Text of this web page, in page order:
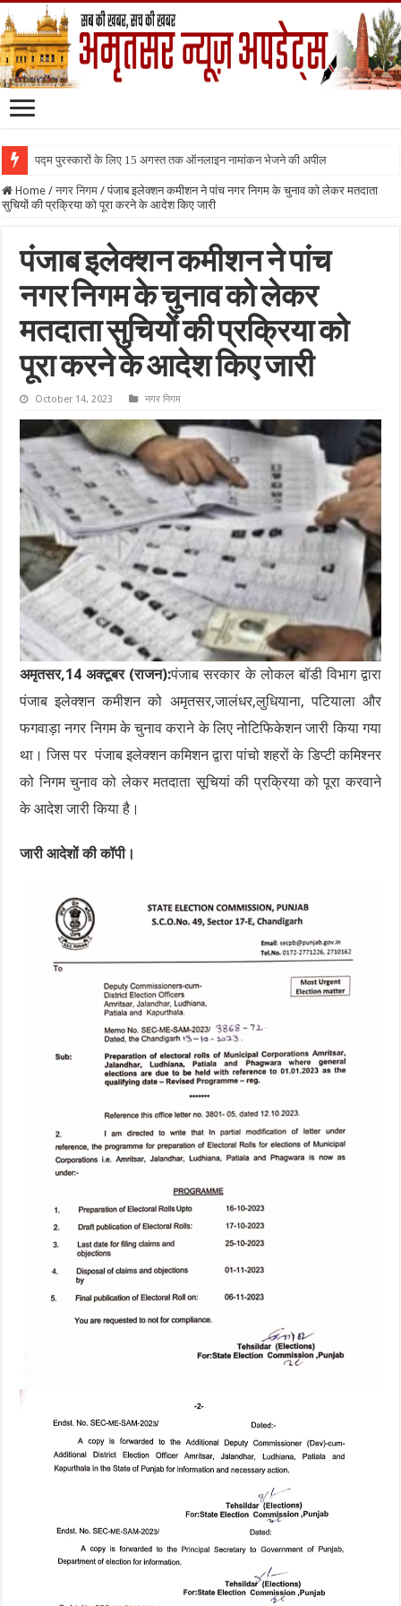
पद्म पुरस्कारों के लिए 15 अगस्त तक ऑनलाइन नामांकन भेजने की अपील
Home / नगर निगम / पंजाब इलेक्शन कमीशन ने पांच नगर निगम के चुनाव को लेकर मतदाता
सुचियों की प्रक्रिया को पूरा करने के आदेश किए जारी
पंजाब इलेक्शन कमीशन ने पांच
नगर निगम के चुनाव को लेकर
मतदाता सुचियों की प्रक्रिया को
पूरा करने के आदेश किए जारी
October 14, 2023 नगर निगम
अमृतसर,14 अक्टूबर (राजन):पंजाब सरकार के लोकल बॉडी विभाग द्वारा
पंजाब इलेक्शन कमीशन को अमृतसर,जालंधर,लुधियाना, पटियाला और
फगवाड़ा नगर निगम के चुनाव कराने के लिए नोटिफिकेशन जारी किया गया
था। जिस पर पंजाब इलेक्शन कमिशन द्वारा पांचो शहरों के डिप्टी कमिश्नर
को निगम चुनाव को लेकर मतदाता सूचियां की प्रक्रिया को पूरा करवाने
के आदेश जारी किया है।
जारी आदेशों की कॉपी।